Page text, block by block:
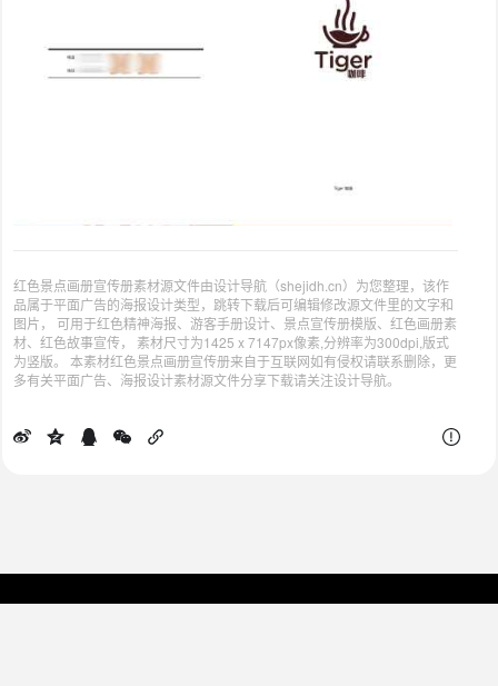
红色景点画册宣传册素材源文件由设计导航（shejidh.cn）为您整理，该作
品属于平面广告的海报设计类型，跳转下载后可编辑修改源文件里的文字和
图片， 可用于红色精神海报、游客手册设计、景点宣传册模版、红色画册素
材、红色故事宣传， 素材尺寸为1425 x 7147px像素,分辨率为300dpi,版式
为竖版。 本素材红色景点画册宣传册来自于互联网如有侵权请联系删除，更
多有关平面广告、海报设计素材源文件分享下载请关注设计导航。